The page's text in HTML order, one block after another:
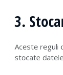
3.
Aceste reguli
stocate